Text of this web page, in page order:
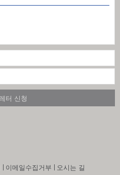
이메일수집거부 오시는 길